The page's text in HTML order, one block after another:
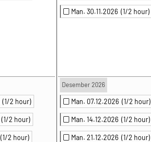
(1/2 hour)
(1/2 hour)
(1/2 hour)
Man. 30.11.2026 (1/2 hour)
Desember 2026
Man. 07.12.2026 (1/2 hour)
Man. 14.12.2026 (1/2 hour)
Man. 21.12.2026 (1/2 hour)